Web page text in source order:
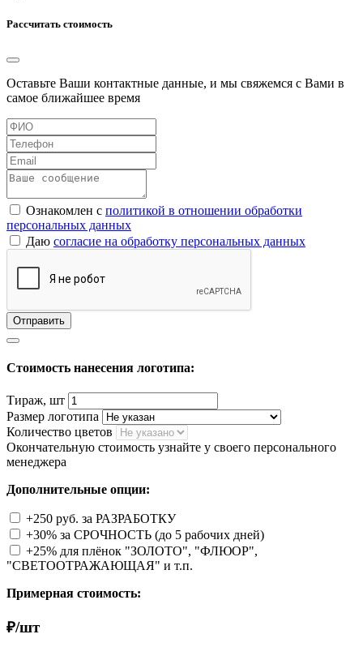
Рассчитать стоимость
Оставьте Ваши контактные данные, и мы свяжемся с Вами в
самое ближайшее время
Ознакомлен с политикой в отношении обработки
персональных данных
Даю согласие на обработку персональных данных
Стоимость нанесения логотипа:
Тираж, шт
Размер логотипа
Количество цветов
Окончательную стоимость узнайте у своего персонального
менеджера
Дополнительные опции:
+250 руб. за РАЗРАБОТКУ
+30% за СРОЧНОСТЬ (до 5 рабочих дней)
+25% для плёнок "ЗОЛОТО", "ФЛЮОР",
"СВЕТООТРАЖАЮЩАЯ" и т.п.
Примерная стоимость:
₽/шт